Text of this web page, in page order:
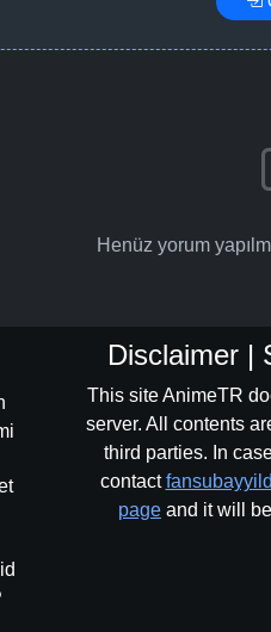
Henüz yorum
Disclaimer |
This site AnimeTR
server. All contents
third parties. In
contact
page and it will